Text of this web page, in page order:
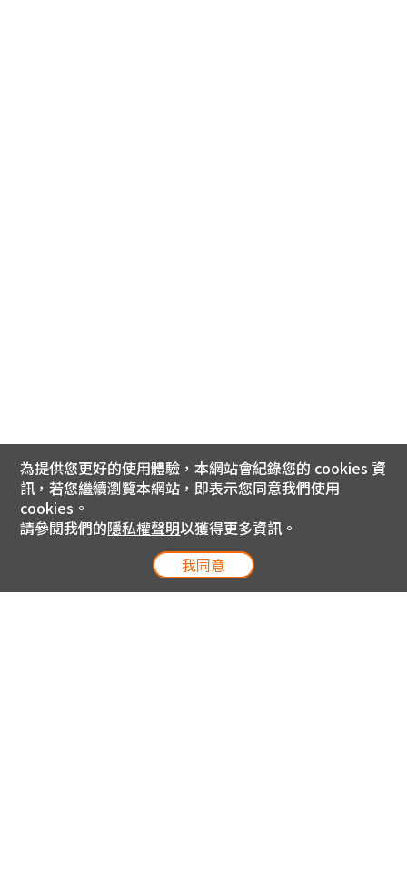
為提供您更好的使用體驗，本網站會紀錄您的 cookies 資
訊，若您繼續瀏覽本網站，即表示您同意我們使用
cookies。
請參閱我們的隱私權聲明以獲得更多資訊。
我同意